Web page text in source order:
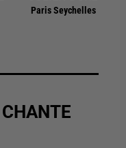
Paris Seychelles
CHANTE